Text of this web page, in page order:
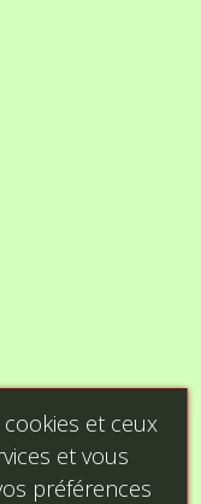
et ceux
et vous
préférences